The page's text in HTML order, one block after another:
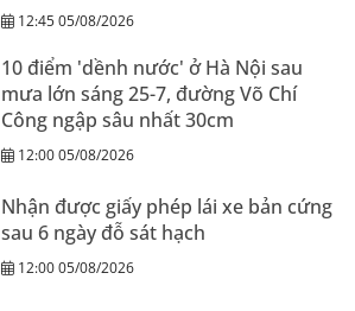
12:45 05/08/2026
10 điểm 'dềnh nước' ở Hà Nội sau
mưa lớn sáng 25-7, đường Võ Chí
Công ngập sâu nhất 30cm
12:00 05/08/2026
Nhận được giấy phép lái xe bản cứng
sau 6 ngày đỗ sát hạch
12:00 05/08/2026